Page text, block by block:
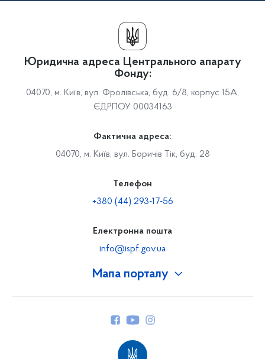
Мапа порталу
Юридична адреса Центрального апарату
Фонду:
04070, м. Київ, вул. Фролівська, буд. 6/8, корпус 15А,
ЄДРПОУ 00034163
Фактична адреса:
04070, м. Київ, вул. Боричів Тік, буд. 28
Телефон
+380 (44) 293-17-56
Електронна пошта
info@ispf.gov.ua